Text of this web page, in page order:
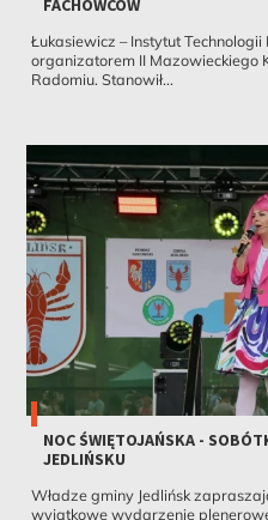
FACHOWCÓW
Łukasiewicz – Instytut
organizatorem II Mazowieckiego
Radomiu. Stanowił...
NOC ŚWIĘTOJAŃSKA -
JEDLIŃSKU
Władze gminy Jedlińsk
wyjątkowe wydarzenie